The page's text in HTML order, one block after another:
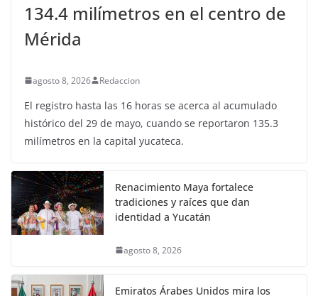
134.4 milímetros en el centro de
Mérida
agosto 8, 2026 Redaccion
El registro hasta las 16 horas se acerca al acumulado
histórico del 29 de mayo, cuando se reportaron 135.3
milímetros en la capital yucateca.
Renacimiento Maya fortalece
tradiciones y raíces que dan
identidad a Yucatán
agosto 8, 2026
Emiratos Árabes Unidos mira los